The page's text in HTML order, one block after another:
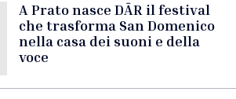
A Prato nasce DĀR il festival
che trasforma San Domenico
nella casa dei suoni e della
voce